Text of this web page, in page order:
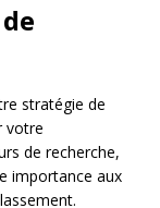
stratégie de
votre
de recherche,
importance aux